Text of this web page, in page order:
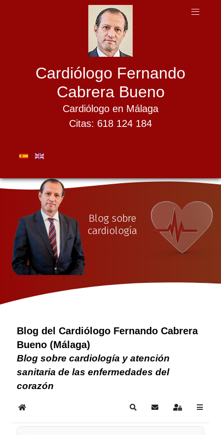
Cardiólogo Fernando
Cabrera Bueno
Cardiólogo en Málaga
Citas: 618 124 184
Blog sobre
cardiología
Blog del Cardiólogo Fernando Cabrera
Bueno (Málaga)
Blog sobre cardiología y atención
sanitaria de las enfermedades del
corazón
Home SearchSuscribirse a las
Sign In